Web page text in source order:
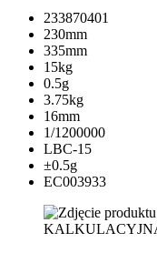
233870401
230mm
335mm
15kg
0.5g
3.75kg
16mm
1/1200000
LBC-15
±0.5g
EC003933